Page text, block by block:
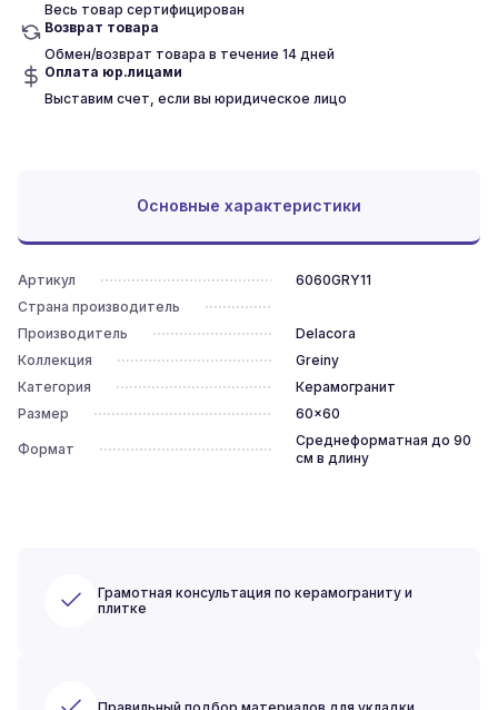
Весь товар сертифицирован
Возврат товара
Обмен/возврат товара в течение 14 дней
Оплата юр.лицами
Выставим счет, если вы юридическое лицо
Основные характеристики
Артикул
6060GRY11
Страна производитель
Производитель
Delacora
Коллекция
Greiny
Категория
Керамогранит
Размер
60x60
Формат
Среднеформатная до 90
см в длину
Грамотная консультация по керамограниту и
плитке